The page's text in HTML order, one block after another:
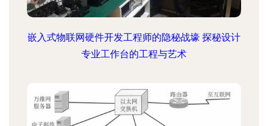
嵌入式物联网硬件开发工程师的隐秘战壕 探秘设计
专业工作台的工程与艺术